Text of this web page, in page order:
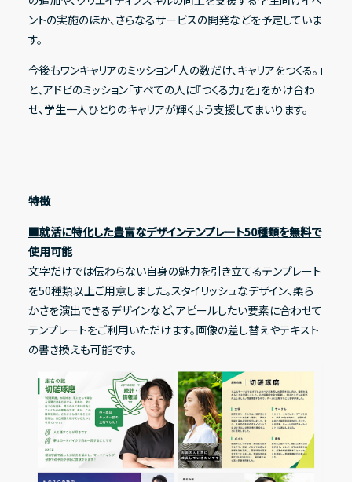
ントの実施のほか、さらなるサービスの開発などを予定していま
す。
今後もワンキャリアのミッション「人の数だけ、キャリアをつくる。」
と、アドビのミッション「すべての人に『つくる力』を」をかけ合わ
せ、学生一人ひとりのキャリアが輝くよう支援してまいります。
特徴
■就活に特化した豊富なデザインテンプレート50種類を無料で
使用可能
文字だけでは伝わらない自身の魅力を引き立てるテンプレート
を50種類以上ご用意しました。スタイリッシュなデザイン、柔ら
かさを演出できるデザインなど、アピールしたい要素に合わせて
テンプレートをご利用いただけます。画像の差し替えやテキスト
の書き換えも可能です。